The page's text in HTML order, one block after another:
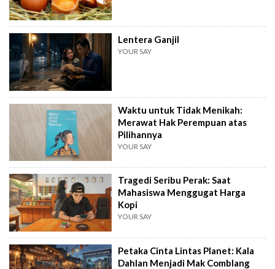
Lentera Ganjil
YOUR SAY
Waktu untuk Tidak Menikah:
Merawat Hak Perempuan atas
Pilihannya
YOUR SAY
Tragedi Seribu Perak: Saat
Mahasiswa Menggugat Harga
Kopi
YOUR SAY
Petaka Cinta Lintas Planet: Kala
Dahlan Menjadi Mak Comblang